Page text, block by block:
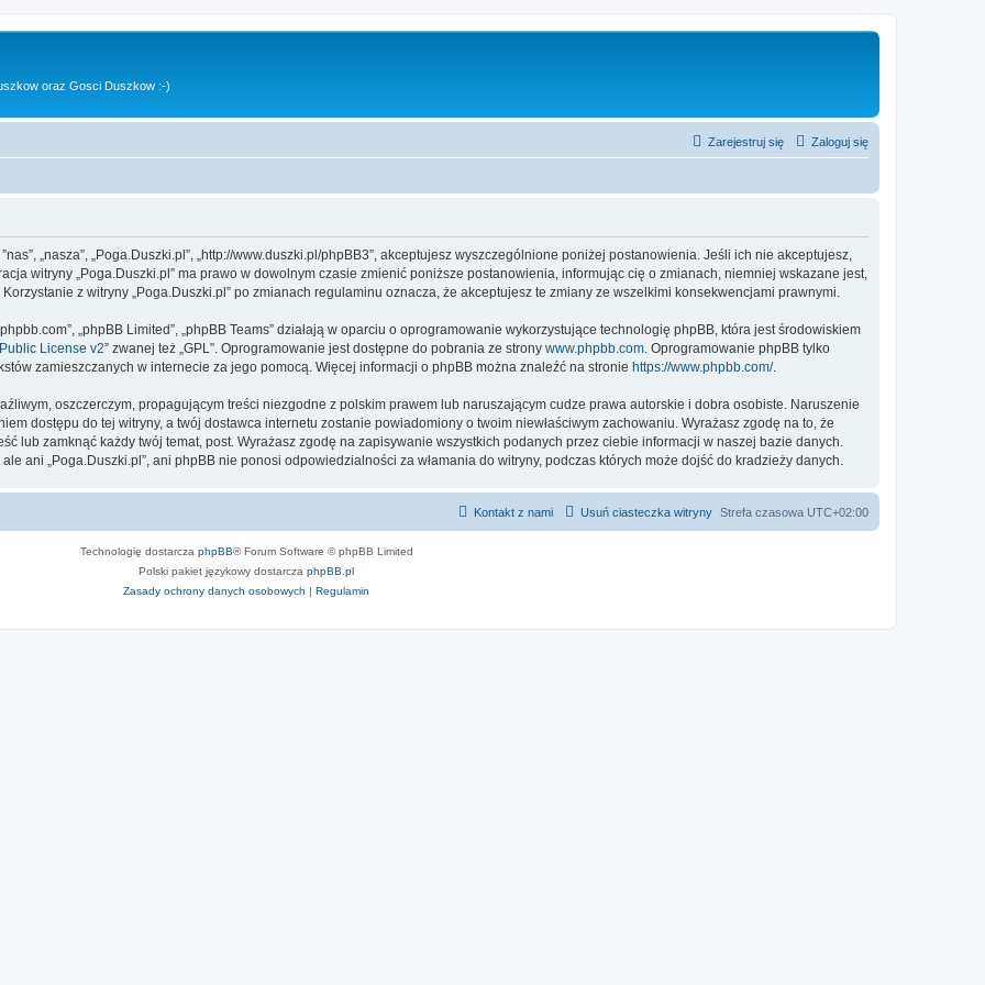
oraz Gosci Duszkow :-)
Zaloguj się
Zarejestruj się
„nasza”, „Poga.Duszki.pl”, „http://www.duszki.pl/phpBB3”, akceptujesz wyszczególnione poniżej postanowienia. Jeśli ich nie akceptujesz,
witryny „Poga.Duszki.pl” ma prawo w dowolnym czasie zmienić poniższe postanowienia, informując cię o zmianach, niemniej wskazane jest,
z witryny „Poga.Duszki.pl” po zmianach regulaminu oznacza, że akceptujesz te zmiany ze wszelkimi konsekwencjami prawnymi.
„phpBB Limited”, „phpBB Teams” działają w oparciu o oprogramowanie wykorzystujące technologię phpBB, która jest środowiskiem
License v2” zwanej też „GPL”. Oprogramowanie jest dostępne do pobrania ze strony www.phpbb.com . Oprogramowanie phpBB tylko
zamieszczanych w internecie za jego pomocą. Więcej informacji o phpBB można znaleźć na stronie https://www.phpbb.com/.
oszczerczym, propagującym treści niezgodne z polskim prawem lub naruszającym cudze prawa autorskie i dobra osobiste. Naruszenie
dostępu do tej witryny, a twój dostawca internetu zostanie powiadomiony o twoim niewłaściwym zachowaniu. Wyrażasz zgodę na to, że
lub zamknąć każdy twój temat, post. Wyrażasz zgodę na zapisywanie wszystkich podanych przez ciebie informacji w naszej bazie danych.
ani „Poga.Duszki.pl”, ani phpBB nie ponosi odpowiedzialności za włamania do witryny, podczas których może dojść do kradzieży danych.
Strefa czasowa UTC+02:00
Usuń ciasteczka witryny
Kontakt z nami
Technologię dostarcza phpBB® Forum Software © phpBB Limited
Polski pakiet językowy dostarcza phpBB.pl
Zasady ochrony danych osobowych | Regulamin